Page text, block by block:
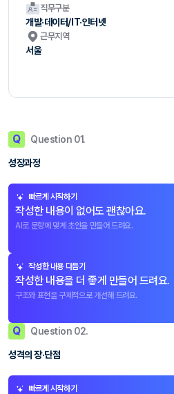
직무구분
개발·데이터/IT·인터넷
근무지역
서울
Q Question 01.
성장과정
빠르게 시작하기
작성한 내용이 없어도 괜찮아요.
AI로 문항에 맞게 초안을 만들어 드려요.
작성한 내용 다듬기
작성한 내용을 더 좋게 만들어 드려요.
구조와 표현을 구체적으로 개선해 드려요.
Q Question 02.
성격의 장·단점
빠르게 시작하기